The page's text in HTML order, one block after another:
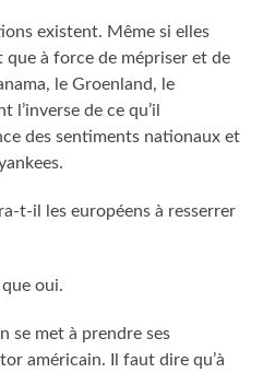
existent. Même si elles
à force de mépriser et de
le Groenland, le
l’inverse de ce qu’il
des sentiments nationaux et
t-il les européens à resserrer
oui.
se met à prendre ses
américain. Il faut dire qu’à